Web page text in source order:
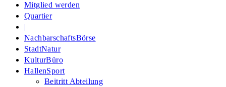
Mitglied werden
Quartier
|
NachbarschaftsBörse
StadtNatur
KulturBüro
HallenSport
Beitritt Abteilung